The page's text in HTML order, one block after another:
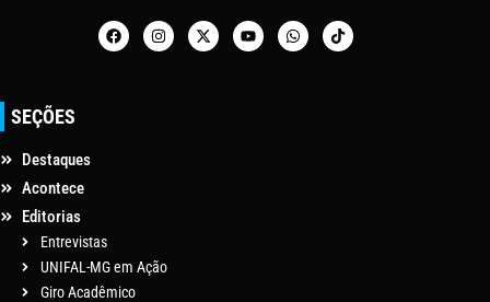
SEÇÕES
Destaques
Acontece
Editorias
Entrevistas
UNIFAL-MG em Ação
Giro Acadêmico